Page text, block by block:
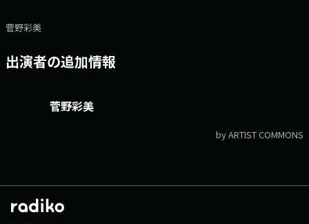
菅野彩美
出演者の追加情報
菅野彩美
by ARTIST COMMONS